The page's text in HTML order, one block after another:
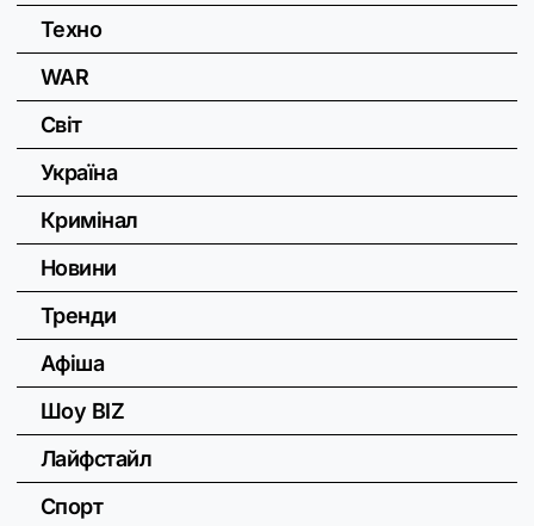
Техно
WAR
Світ
Україна
Кримінал
Новини
Тренди
Афіша
Шоу BIZ
Лайфстайл
Спорт